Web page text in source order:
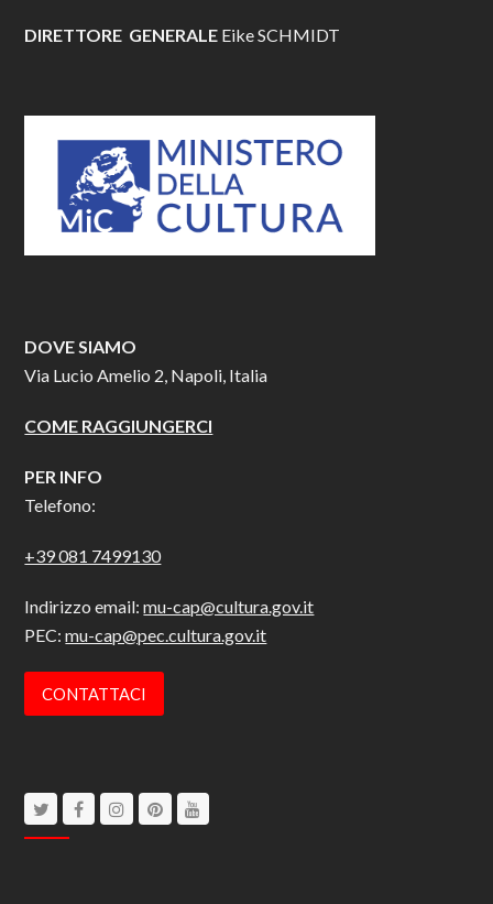
DIRETTORE GENERALE Eike SCHMIDT
DOVE SIAMO
Via Lucio Amelio 2, Napoli, Italia
COME RAGGIUNGERCI
PER INFO
Telefono:
+39 081 7499130
Indirizzo email:mu-cap@cultura.gov.it
PEC:mu-cap@pec.cultura.gov.it
CONTATTACI
TwitterFacebookInstagram
Pinterest